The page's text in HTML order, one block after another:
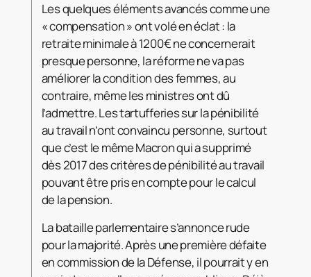
Les quelques éléments avancés comme une
« compensation » ont volé en éclat : la
retraite minimale à 1200€ ne concernerait
presque personne, la réforme ne va pas
améliorer la condition des femmes, au
contraire, même les ministres ont dû
l’admettre. Les tartufferies sur la pénibilité
au travail n’ont convaincu personne, surtout
que c’est le même Macron qui a supprimé
dès 2017 des critères de pénibilité au travail
pouvant être pris en compte pour le calcul
de la pension.
La bataille parlementaire s’annonce rude
pour la majorité. Après une première défaite
en commission de la Défense, il pourrait y en